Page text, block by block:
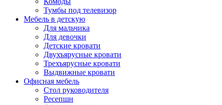
Тумбы под телевизор
Мебель в детскую
Для мальчика
Для девочки
Детские кровати
Двухъярусные кровати
Трехъярусные кровати
Выдвижные кровати
Офисная мебель
Стол руководителя
Ресепшн